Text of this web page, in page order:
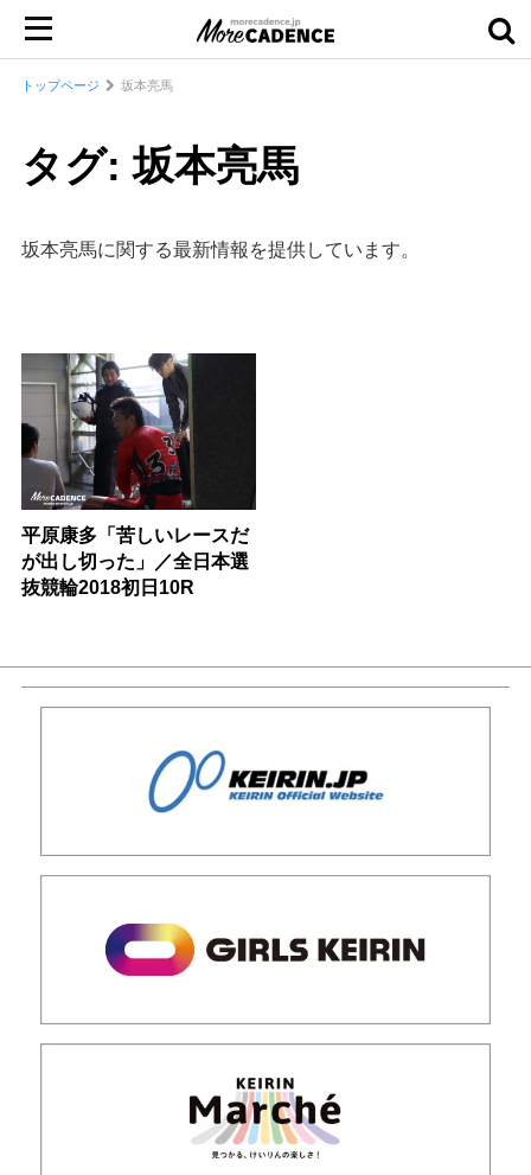
トップページ 坂本亮馬
タグ: 坂本亮馬
坂本亮馬に関する最新情報を提供しています。
平原康多「苦しいレースだ
が出し切った」／全日本選
抜競輪2018初日10R